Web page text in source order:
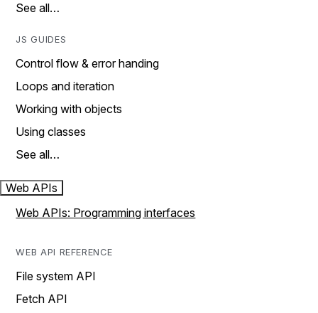
See all…
JS GUIDES
Control flow & error handing
Loops and iteration
Working with objects
Using classes
See all…
Web APIs
Web APIs: Programming interfaces
WEB API REFERENCE
File system API
Fetch API